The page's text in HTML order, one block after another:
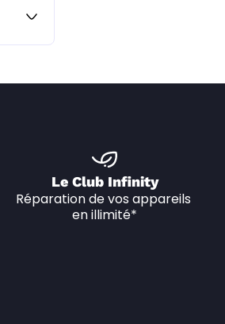
Le Club Infinity
Réparation de vos appareils
en illimité*